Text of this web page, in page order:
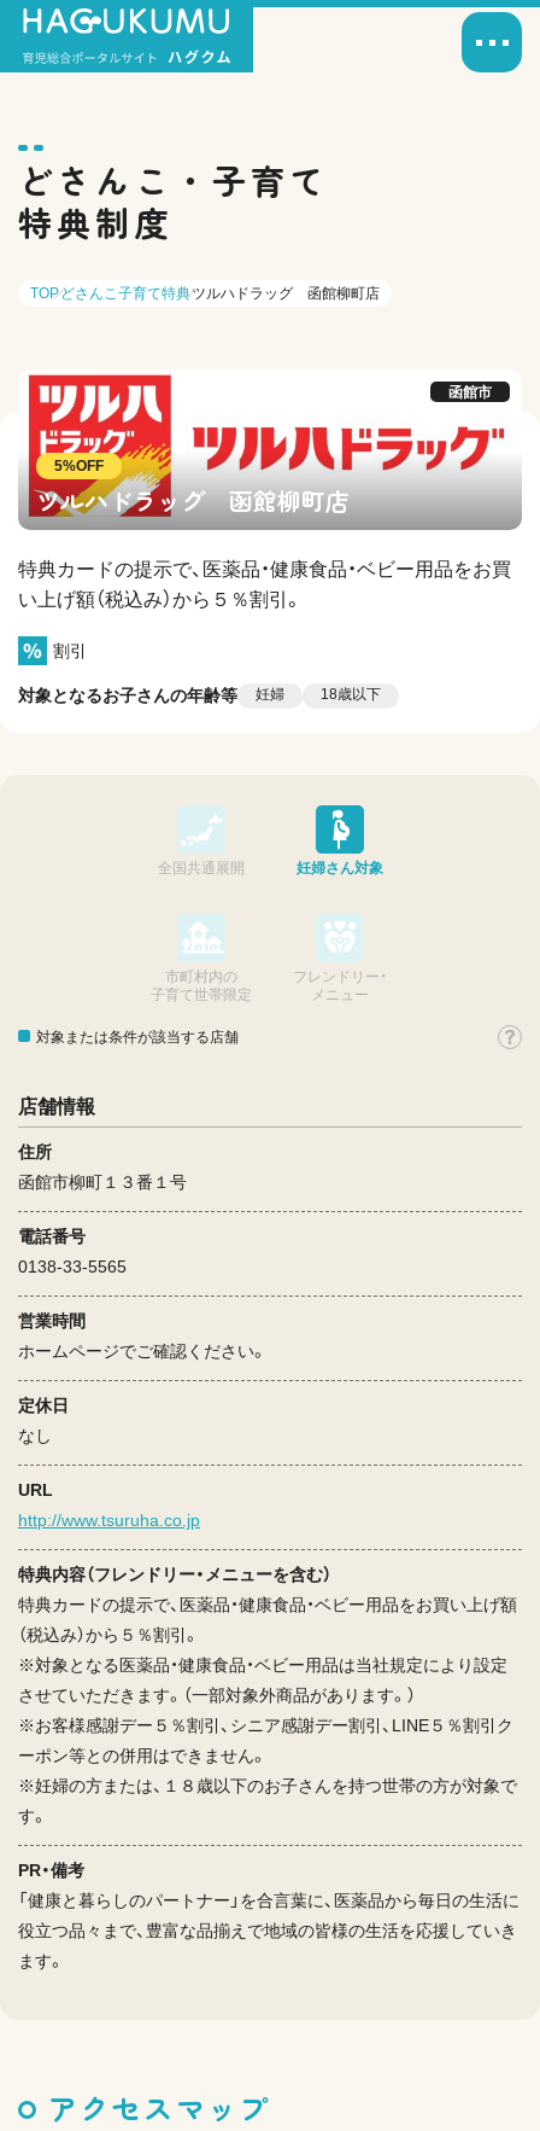
どさんこ・子育て
特典制度
TOPどさんこ子育て特典ツルハドラッグ 函館柳町店
函館市
5%OFF
ツルハドラッグ 函館柳町店
特典カードの提示で、医薬品・健康食品・ベビー用品をお買
い上げ額（税込み）から５％割引。
割引
対象となるお子さんの年齢等 妊婦 18歳以下
全国共通展開 妊婦さん対象
市町村内の
子育て世帯限定
フレンドリー・
メニュー
対象または条件が該当する店舗
店舗情報
住所
函館市柳町１３番１号
電話番号
0138-33-5565
営業時間
ホームページでご確認ください。
定休日
なし
URL
http://www.tsuruha.co.jp
特典内容（フレンドリー・メニューを含む）
特典カードの提示で、医薬品・健康食品・ベビー用品をお買い上げ額
（税込み）から５％割引。
※対象となる医薬品・健康食品・ベビー用品は当社規定により設定
させていただきます。（一部対象外商品があります。）
※お客様感謝デー５％割引、シニア感謝デー割引、LINE５％割引ク
ーポン等との併用はできません。
※妊婦の方または、１８歳以下のお子さんを持つ世帯の方が対象で
す。
PR・備考
「健康と暮らしのパートナー」を合言葉に、医薬品から毎日の生活に
役立つ品々まで、豊富な品揃えで地域の皆様の生活を応援していき
ます。
アクセスマップ